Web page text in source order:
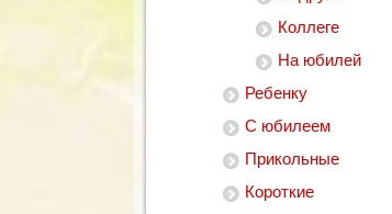
Коллеге
На юбилей
Ребенку
С юбилеем
Прикольные
Короткие